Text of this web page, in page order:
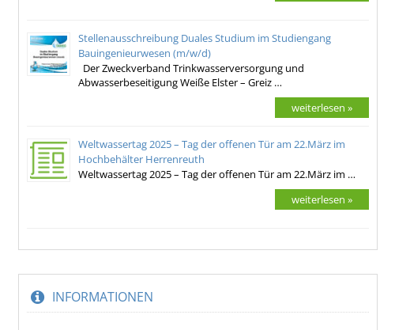
Stellenausschreibung Duales Studium im Studiengang
Bauingenieurwesen (m/w/d)
Der Zweckverband Trinkwasserversorgung und
Abwasserbeseitigung Weiße Elster – Greiz …
weiterlesen »
Weltwassertag 2025 – Tag der offenen Tür am 22.März im
Hochbehälter Herrenreuth
Weltwassertag 2025 – Tag der offenen Tür am 22.März im …
weiterlesen »
INFORMATIONEN